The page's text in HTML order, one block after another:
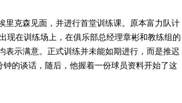
克森见面，并进行首堂训练课。原本富力队计
现在训练场上，在俱乐部总经理章彬和教练组的
表示满意。正式训练并未能如期进行，而是推迟
的谈话，随后，他握着一份球员资料开始了这